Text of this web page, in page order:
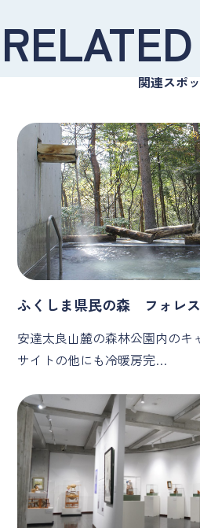
関連スポ
ふくしま県民の森 フォレ
安達太良山麓の森林公園内のキ
サイトの他にも冷暖房完…